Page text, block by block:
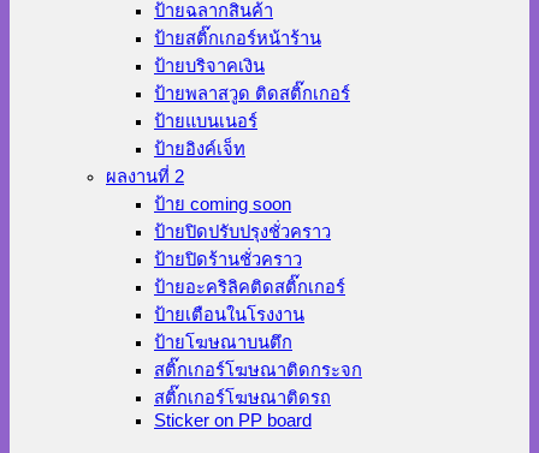
ป้ายฉลากสินค้า
ป้ายสติ๊กเกอร์หน้าร้าน
ป้ายบริจาคเงิน
ป้ายพลาสวูด ติดสติ๊กเกอร์
ป้ายแบนเนอร์
ป้ายอิงค์เจ็ท
ผลงานที่ 2
ป้าย coming soon
ป้ายปิดปรับปรุงชั่วคราว
ป้ายปิดร้านชั่วคราว
ป้ายอะคริลิคติดสติ๊กเกอร์
ป้ายเตือนในโรงงาน
ป้ายโฆษณาบนตึก
สติ๊กเกอร์โฆษณาติดกระจก
สติ๊กเกอร์โฆษณาติดรถ
Sticker on PP board